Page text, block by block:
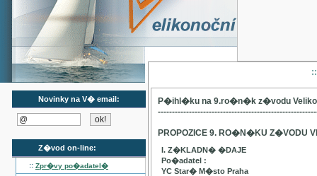
Novinky na V� email:
Z�vod on-line:
:: Zpr�vy po�adatel�
P�ihl�ku na 9.ro�n�k z�vodu
PROPOZICE 9. RO�N�KU Z�VODU
I. Z�KLADN� �DAJE
Po�adatel :
YC Star� M�sto Praha